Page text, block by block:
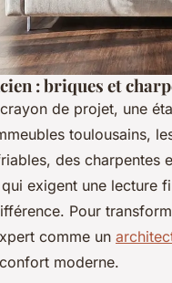
: briques et
de projet, une
toulousains,
des charpentes
exigent une lecture
Pour
comme un
moderne.